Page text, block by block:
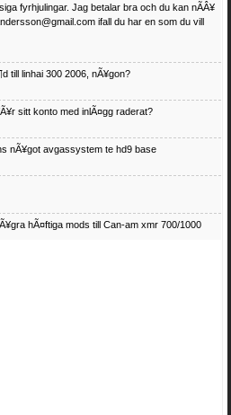
fyrhjulingar. Jag betalar bra och du kan nÃÂ¥
ifall du har en som du vill
till linhai 300 2006, nÃ¥gon?
sitt konto med inlÃ¤gg raderat?
nÃ¥got avgassystem te hd9 base
hÃ¤ftiga mods till Can-am xmr 700/1000
fyrhjulingar. Jag betalar bra och du kan nÃ¥ mig
ifall du har en som du vill sÃ¤lja
begÃ¤ra fÃ¶r en Honda TRX 350 FE 2005